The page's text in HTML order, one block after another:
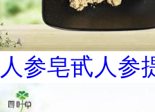
人参皂甙人参